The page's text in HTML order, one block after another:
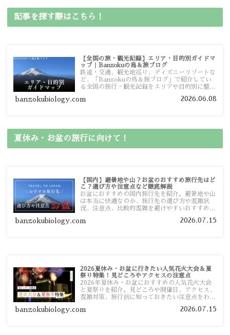
記事を探す際はこちら！
【全国の旅・観光記録】エリア・目的別ガイドマ
ップ｜Banzokuの鳥＆旅ブログ
鉄道・交通、観光地巡り、ディズニーリゾートな
ど、「Banzokuの鳥＆旅ブログ」で紹介してい
る全国の旅行・観光記録をエリアや目的別に整理
ガイドマップからスムーズに見つけていただけま
banzokubiology.com 2026.06.08
夏休み・お盆の旅行に向けて！
【国内】避暑地や山？お盆のおすすめ旅行先はど
こ？選び方や注意点など徹底解説
お盆におすすめの国内旅行先を紹介。避暑地や山
は本当に快適なのか、旅行先の選び方や混雑状
況、注意点、比較的混雑を避けやすいおすすめス
す。
banzokubiology.com 2026.07.15
2026夏休み・お盆に行きたい人気花火大会＆夏
祭り特集！見どころやアクセスの注意点
2026年夏休み・お盆におすすめの人気花火大会
と夏祭りを紹介。見どころや開催日、アクセス、
混雑対策、旅行前に知っておきたい注意点をわか
banzokubiology.com 2026.07.15